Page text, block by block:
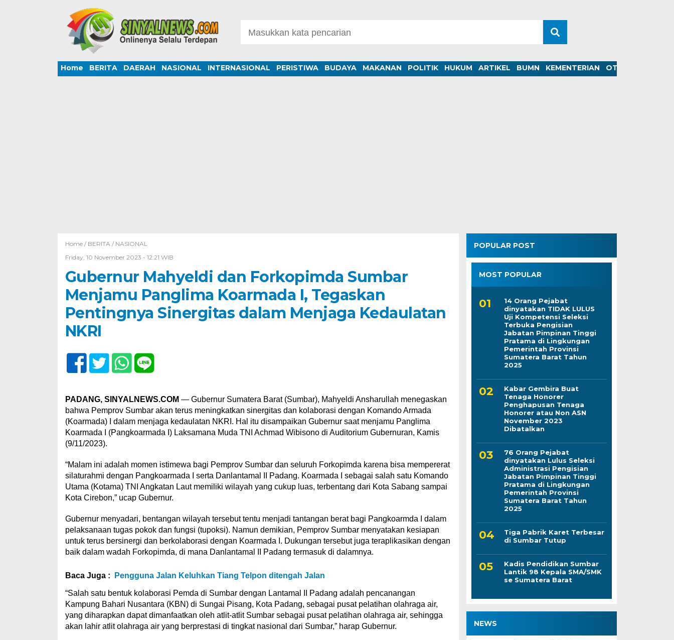
Home BERITA DAERAH NASIONAL INTERNASIONAL PERISTIWA BUDAYA MAKANAN POLITIK HUKUM ARTIKEL BUMN KEMENTERIAN OTOMOTIF
Home / BERITA/ NASIONAL
Friday, 10 November 2023 - 12:21 WIB
Gubernur Mahyeldi dan Forkopimda Sumbar
Menjamu Panglima Koarmada I, Tegaskan
Pentingnya Sinergitas dalam Menjaga Kedaulatan
NKRI
PADANG, SINYALNEWS.COM — Gubernur Sumatera Barat (Sumbar), Mahyeldi Ansharullah menegaskan
bahwa Pemprov Sumbar akan terus meningkatkan sinergitas dan kolaborasi dengan Komando Armada
(Koarmada) I dalam menjaga kedaulatan NKRI. Hal itu disampaikan Gubernur saat menjamu Panglima
Koarmada I (Pangkoarmada I) Laksamana Muda TNI Achmad Wibisono di Auditorium Gubernuran, Kamis
(9/11/2023).
“Malam ini adalah momen istimewa bagi Pemprov Sumbar dan seluruh Forkopimda karena bisa mempererat
silaturahmi dengan Pangkoarmada I serta Danlantamal II Padang. Koarmada I sebagai salah satu Komando
Utama (Kotama) TNI Angkatan Laut memiliki wilayah yang cukup luas, terbentang dari Kota Sabang sampai
Kota Cirebon,” ucap Gubernur.
Gubernur menyadari, bentangan wilayah tersebut tentu menjadi tantangan berat bagi Pangkoarmda I dalam
pelaksanaan tugas pokok dan fungsi (tupoksi). Namun demikian, Pemprov Sumbar menyatakan kesiapan
untuk terus bersinergi dan berkolaborasi dengan Koarmada I. Dukungan tersebut juga teraplikasikan dengan
baik dalam wadah Forkopimda, di mana Danlantamal II Padang termasuk di dalamnya.
Baca Juga : Pengguna Jalan Keluhkan Tiang Telpon ditengah Jalan
“Salah satu bentuk kolaborasi Pemda di Sumbar dengan Lantamal II Padang adalah pencanangan
Kampung Bahari Nusantara (KBN) di Sungai Pisang, Kota Padang, sebagai pusat pelatihan olahraga air,
yang diharapkan dapat dimanfaatkan oleh atlit-atlit Sumbar sebagai pusat pelatihan olahraga air, sehingga
akan lahir atlit olahraga air yang berprestasi di tingkat nasional dari Sumbar,” harap Gubernur.
POPULAR POST
MOST POPULAR
14 Orang Pejabat
dinyatakan TIDAK LULUS
Uji Kompetensi Seleksi
Terbuka Pengisian
Jabatan Pimpinan Tinggi
Pratama di Lingkungan
Pemerintah Provinsi
Sumatera Barat Tahun
2025
Kabar Gembira Buat
Tenaga Honorer
Penghapusan Tenaga
Honorer atau Non ASN
November 2023
Dibatalkan
76 Orang Pejabat
dinyatakan Lulus Seleksi
Administrasi Pengisian
Jabatan Pimpinan Tinggi
Pratama di Lingkungan
Pemerintah Provinsi
Sumatera Barat Tahun
2025
Tiga Pabrik Karet Terbesar
di Sumbar Tutup
Kadis Pendidikan Sumbar
Lantik 98 Kepala SMA/SMK
se Sumatera Barat
NEWS